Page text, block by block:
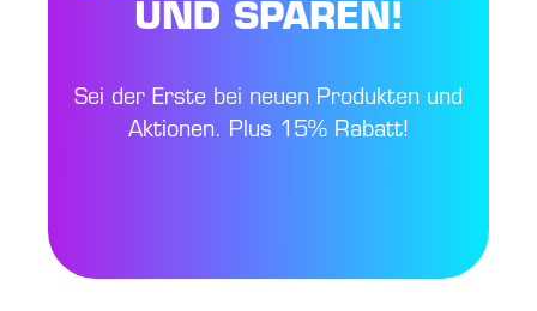
UND SPAREN!
Sei der Erste bei neuen Produkten und
Aktionen. Plus 15% Rabatt!